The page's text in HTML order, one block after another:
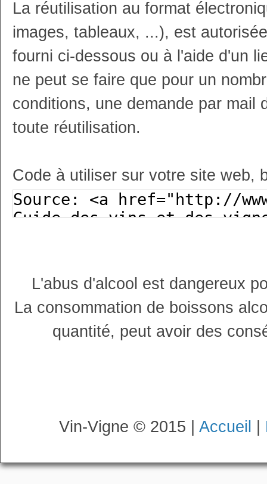
La réutilisation au format
images, tableaux, ...), est
fourni ci-dessous ou à l'aide d'un
ne peut se faire que pour un
conditions, une demande par mail
toute réutilisation.
Code à utiliser sur votre site web,
L'abus d'alcool est dangereux
La consommation de boissons
quantité, peut avoir des
Vin-Vigne © 2015 | Accueil